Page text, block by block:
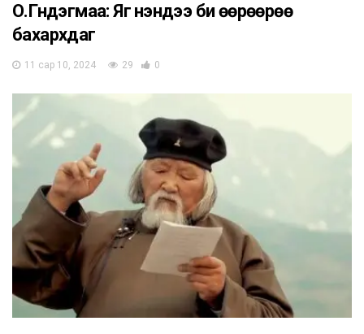
О.Гүндэгмаа: Яг үнэндээ би өөрөөрөө
бахархдаг
11 сар 10, 2024 29 0